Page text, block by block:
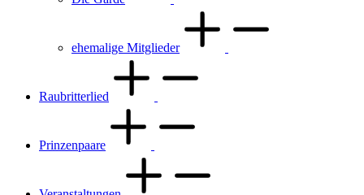
ehemalige Mitglieder
Raubritterlied
Prinzenpaare